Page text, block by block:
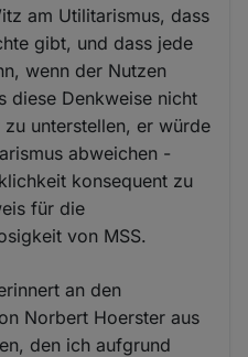
am Utilitarismus, dass
gibt, und dass jede
wenn der Nutzen
diese Denkweise nicht
unterstellen, er würde
abweichen -
konsequent zu
für die
von MSS.
an den
Norbert Hoerster aus
den ich aufgrund